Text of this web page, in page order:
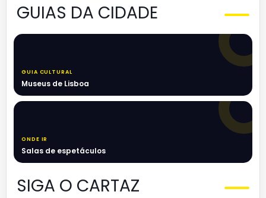
GUIAS DA CIDADE
GUIA CULTURAL
Museus de Lisboa
ONDE IR
Salas de espetáculos
SIGA O CARTAZ